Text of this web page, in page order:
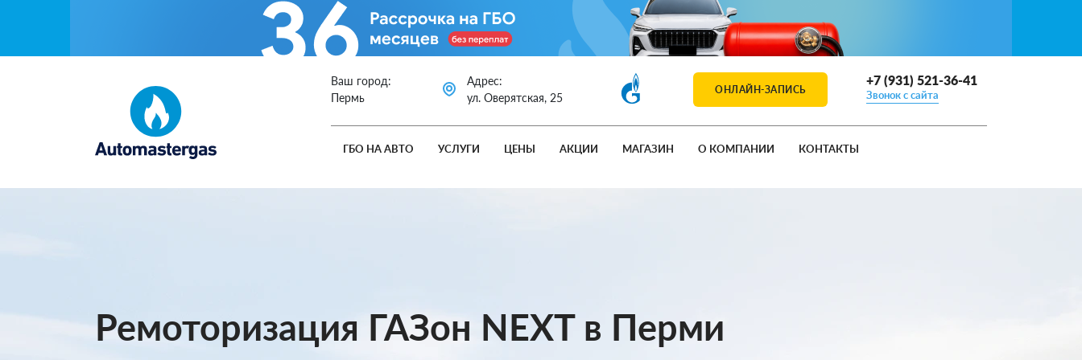
Ваш город:
Пермь
Адрес:
ул. Оверятская, 25
ОНЛАЙН-ЗАПИСЬ
+7 (931) 521-36-41
Звонок с сайта
ГБО НА АВТО УСЛУГИ ЦЕНЫ АКЦИИ МАГАЗИН О КОМПАНИИ КОНТАКТЫ
Ремоторизация ГАЗон NEXT в Перми